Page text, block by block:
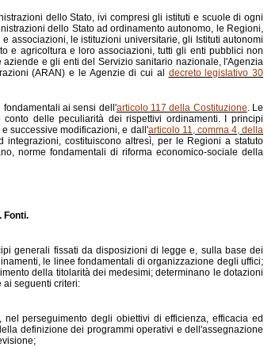
dello Stato, ivi compresi gli istituti e scuole di ogni
dello Stato ad ordinamento autonomo, le Regioni,
associazioni, le istituzioni universitarie, gli Istituti autonomi
e agricoltura e loro associazioni, tutti gli enti pubblici non
e gli enti del Servizio sanitario nazionale, l'Agenzia
(ARAN) e le Agenzie di cui al decreto legislativo 30
ai sensi dell'articolo 117 della Costituzione. Le
delle peculiarità dei rispettivi ordinamenti. I principi
e successive modificazioni, e dall'articolo 11, comma 4, della
integrazioni, costituiscono altresì, per le Regioni a statuto
norme fondamentali di riforma economico-sociale della
Fonti.
generali fissati da disposizioni di legge e, sulla base dei
le linee fondamentali di organizzazione degli uffici;
della titolarità dei medesimi; determinano le dotazioni
ai seguenti criteri:
perseguimento degli obiettivi di efficienza, efficacia ed
definizione dei programmi operativi e dell'assegnazione